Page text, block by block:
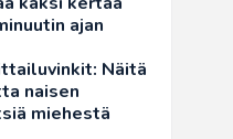
ajan
Näitä
naisen
miehestä